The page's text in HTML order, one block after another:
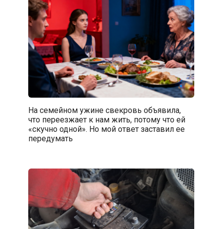
На семейном ужине свекровь объявила,
что переезжает к нам жить, потому что ей
«скучно одной». Но мой ответ заставил ее
передумать